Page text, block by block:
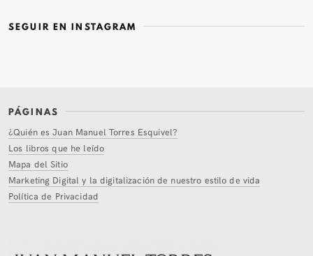
SEGUIR EN INSTAGRAM
PÁGINAS
¿Quién es Juan Manuel Torres Esquivel?
Los libros que he leído
Mapa del Sitio
Marketing Digital y la digitalización de nuestro estilo de vida
Política de Privacidad